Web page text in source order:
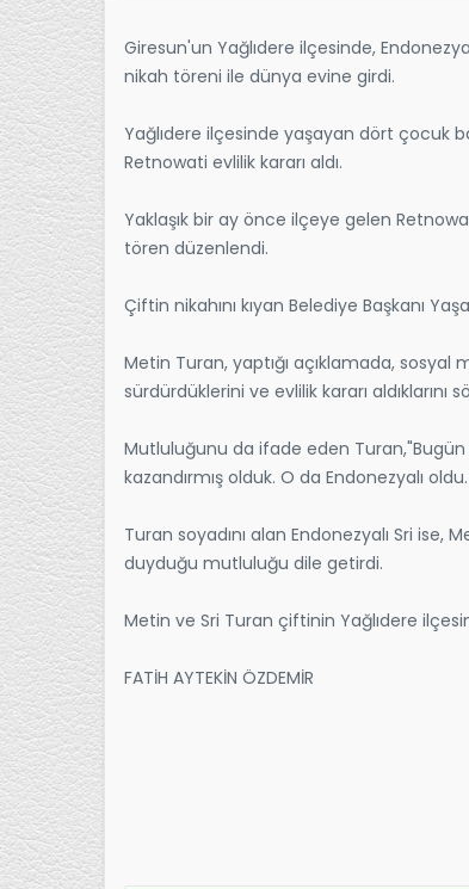
Giresun'un Yağlıdere ilçesinde,
nikah töreni ile dünya evine girdi.
Yağlıdere ilçesinde yaşayan dört çocuk
Retnowati evlilik kararı aldı.
Yaklaşık bir ay önce ilçeye gelen
tören düzenlendi.
Çiftin nikahını kıyan Belediye Başkanı
Metin Turan, yaptığı açıklamada, sosyal
sürdürdüklerini ve evlilik kararı aldıklarını
Mutluluğunu da ifade eden Turan,"Bugün
kazandırmış olduk. O da Endonezyalı
Turan soyadını alan Endonezyalı Sri
duyduğu mutluluğu dile getirdi.
Metin ve Sri Turan çiftinin Yağlıdere
FATİH AYTEKİN ÖZDEMİR